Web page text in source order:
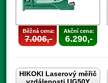
Běžná cena:
7.006,-
Akční cena:
6.290,-
HIKOKI Laserový měřič